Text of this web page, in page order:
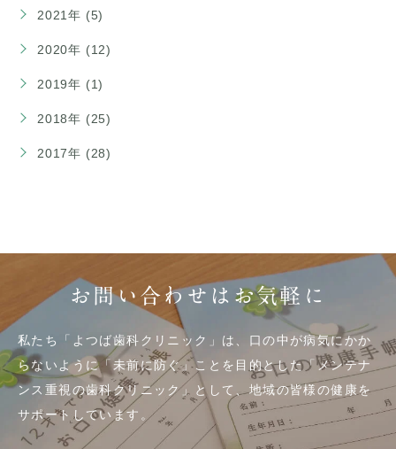
2021年 (5)
2020年 (12)
2019年 (1)
2018年 (25)
2017年 (28)
お問い合わせはお気軽に
私たち「よつば歯科クリニック」は、口の中が病気にかか
らないように「未前に防ぐ」ことを目的とした「メンテナ
ンス重視の歯科クリニック」として、地域の皆様の健康を
サポートしています。